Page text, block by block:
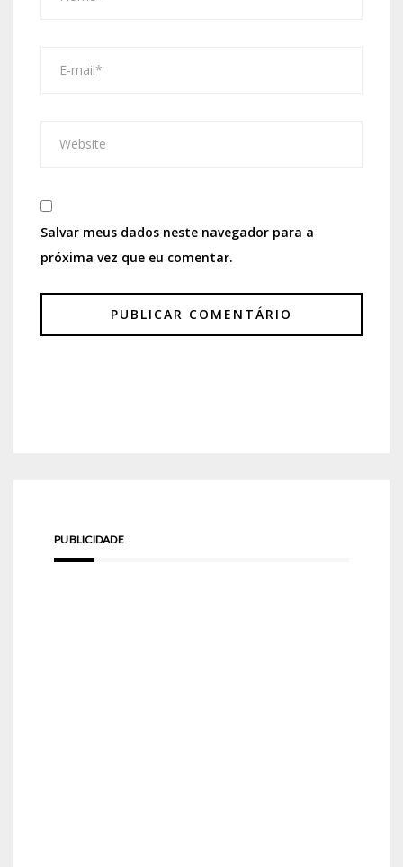
Salvar meus dados neste navegador para a
próxima vez que eu comentar.
PUBLICIDADE